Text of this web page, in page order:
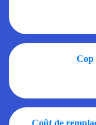
Cop
Coût de